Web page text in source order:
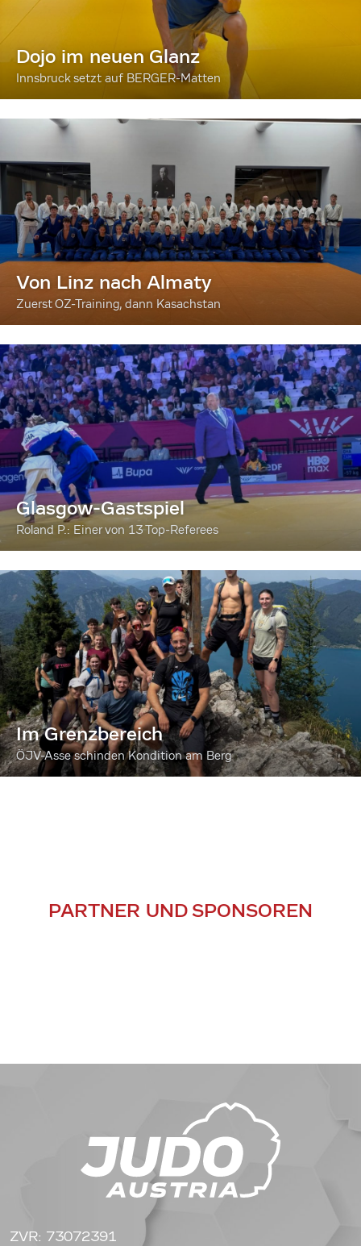
Dojo im neuen Glanz
Innsbruck setzt auf BERGER-Matten
Von Linz nach Almaty
Zuerst OZ-Training, dann Kasachstan
Glasgow-Gastspiel
Roland P.: Einer von 13 Top-Referees
Im Grenzbereich
ÖJV-Asse schinden Kondition am Berg
PARTNER UND SPONSOREN
ZVR: 73072391